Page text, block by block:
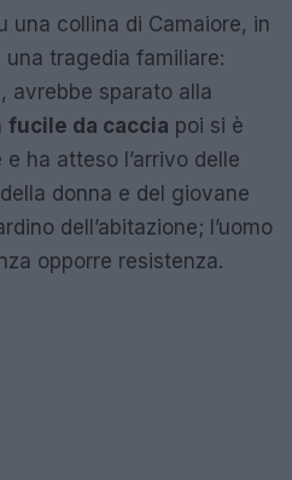
una collina di Camaiore, in
tragedia familiare:
avrebbe sparato alla
fucile da caccia poi si è
ha atteso l’arrivo delle
donna e del giovane
dell’abitazione; l’uomo
opporre resistenza.